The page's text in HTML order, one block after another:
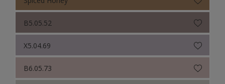
B5.05.52
X5.04.69
B6.05.73